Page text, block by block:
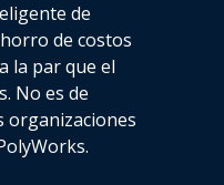
de
de costos
la par que el
No es de
organizaciones